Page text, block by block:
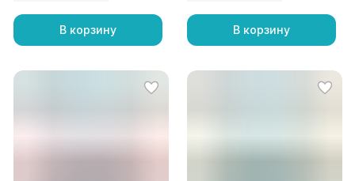
В корзину В корзину